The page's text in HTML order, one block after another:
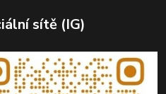
sítě (IG)